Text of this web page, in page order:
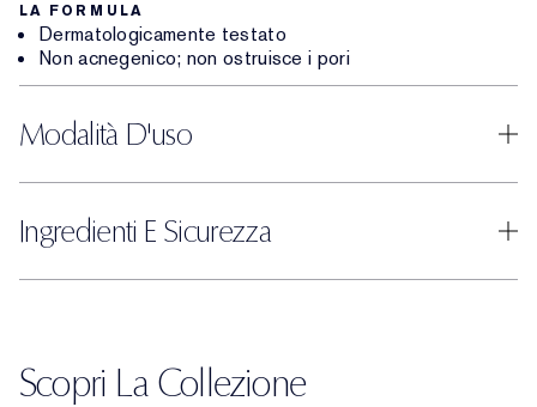
LA FORMULA
Dermatologicamente testato
Non acnegenico; non ostruisce i pori
Modalità D'uso
Ingredienti E Sicurezza
Scopri La Collezione